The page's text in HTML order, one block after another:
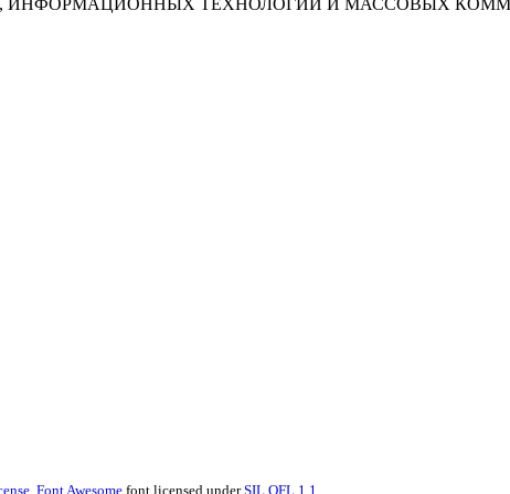
ИНФОРМАЦИОННЫХ ТЕХНОЛОГИЙ И МАССОВЫХ
Font Awesome font licensed underSIL OFL 1.1